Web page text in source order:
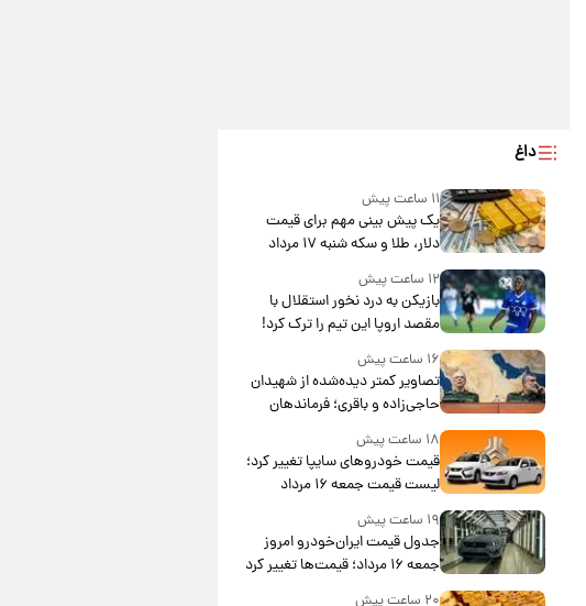
داغ
۱۱ ساعت پیش
یک پیش ‌بینی مهم برای قیمت
دلار، طلا و سکه شنبه ۱۷ مرداد
۱۴۰۵
۱۲ ساعت پیش
بازیکن به درد نخور استقلال با
مقصد اروپا این تیم را ترک کرد!
۱۶ ساعت پیش
تصاویر کمتر دیده‌شده از شهیدان
حاجی‌زاده و باقری؛ فرماندهان
شهید هوافضای ایران
۱۸ ساعت پیش
قیمت خودروهای سایپا تغییر کرد؛
لیست قیمت جمعه ۱۶ مرداد
منتشر شد
۱۹ ساعت پیش
جدول قیمت ایران‌خودرو امروز
جمعه ۱۶ مرداد؛ قیمت‌ها تغییر کرد
۲۰ ساعت پیش